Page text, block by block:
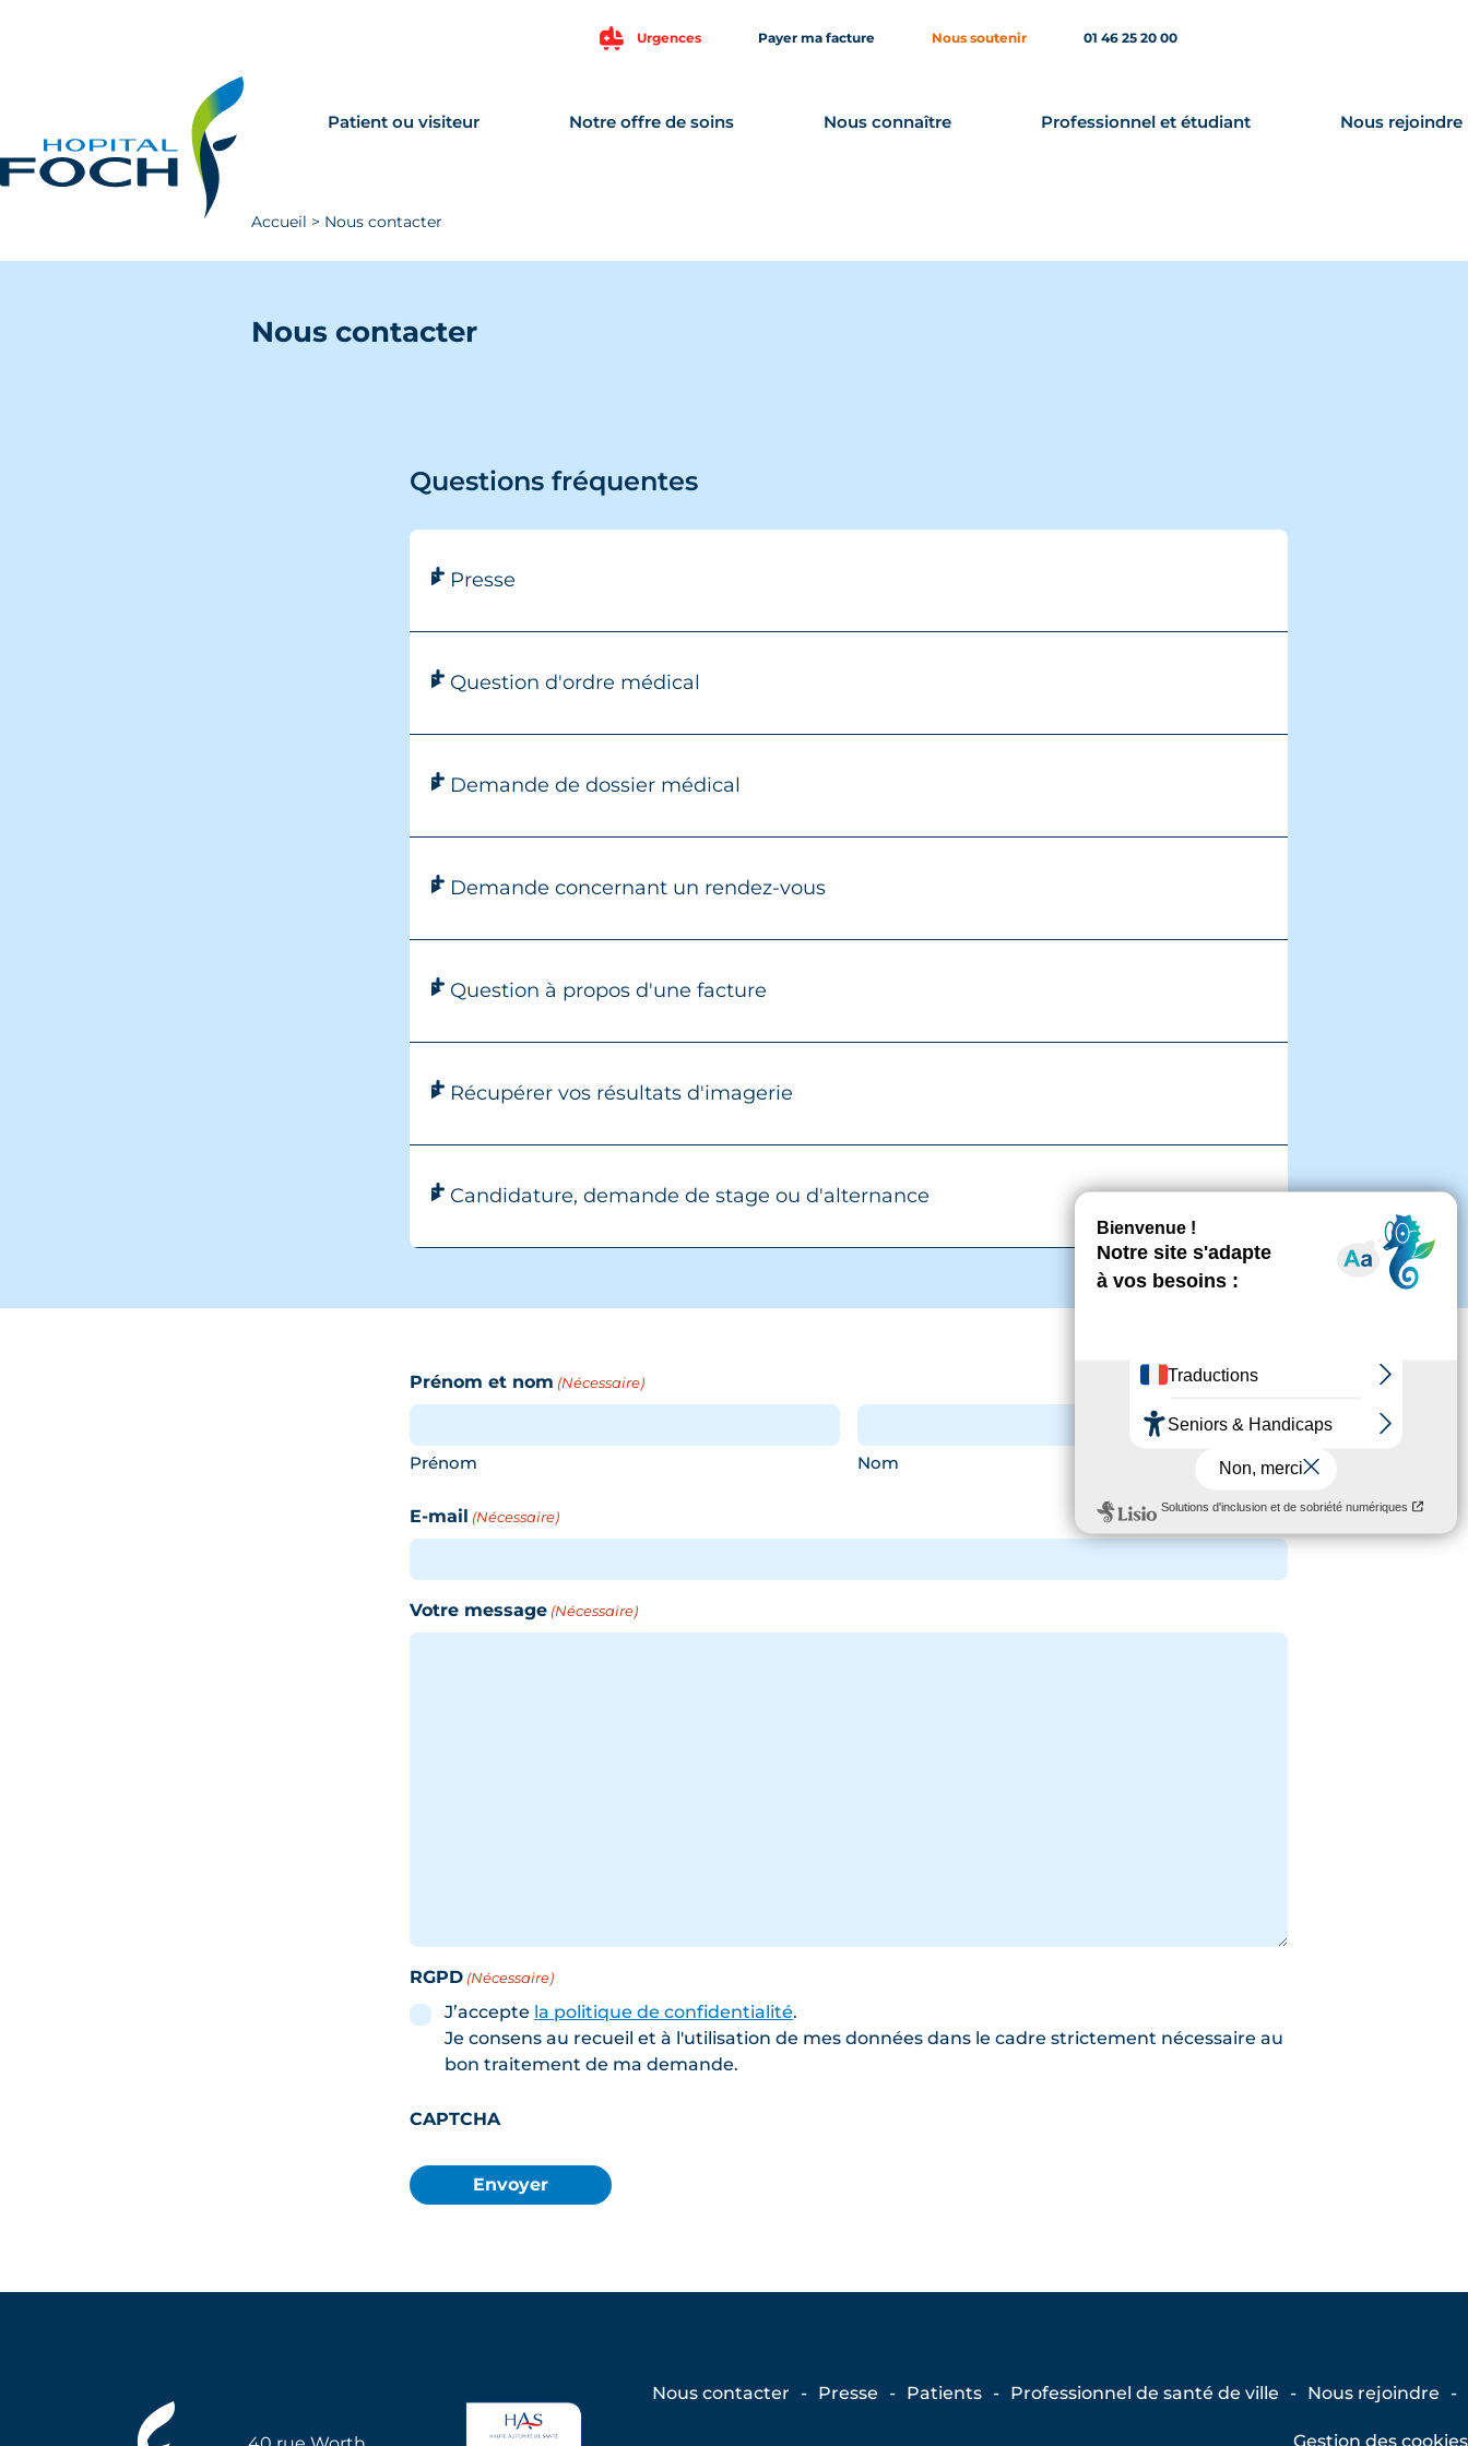
Urgences Payer ma facture Nous soutenir 01 46 25 20 00
Patient ou visiteur Notre offre de soins Nous connaître Professionnel et étudiant Nous rejoindre
Accueil > Nous contacter
Nous contacter
Questions fréquentes
Presse
Question d'ordre médical
Demande de dossier médical
Demande concernant un rendez-vous
Question à propos d'une facture
Récupérer vos résultats d'imagerie
Candidature, demande de stage ou d'alternance
Prénom et nom (Nécessaire)
Prénom Nom
E-mail (Nécessaire)
Votre message (Nécessaire)
RGPD (Nécessaire)
J’accepte la politique de confidentialité.
Je consens au recueil et à l'utilisation de mes données dans le cadre strictement nécessaire au
bon traitement de ma demande.
CAPTCHA
Nous contacter Presse Patients Professionnel de santé de ville Nous rejoindre
Gestion des cookies